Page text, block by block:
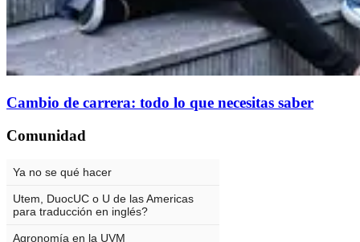
Cambio de carrera: todo lo que necesitas saber
Comunidad